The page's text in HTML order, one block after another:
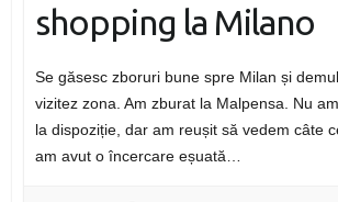
shopping la Milano
Se găsesc zboruri bune spre Milan și
vizitez zona. Am zburat la Malpensa. Nu
la dispoziție, dar am reușit să vedem câte
am avut o încercare eșuată…